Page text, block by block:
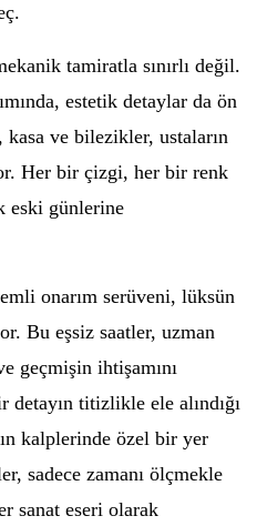
tamiratla sınırlı değil.
estetik detaylar da ön
ve bilezikler, ustaların
Her bir çizgi, her bir renk
eski günlerine
onarım serüveni, lüksün
Bu eşsiz saatler, uzman
geçmişin ihtişamını
detayın titizlikle ele alındığı
kalplerinde özel bir yer
sadece zamanı ölçmekle
sanat eseri olarak